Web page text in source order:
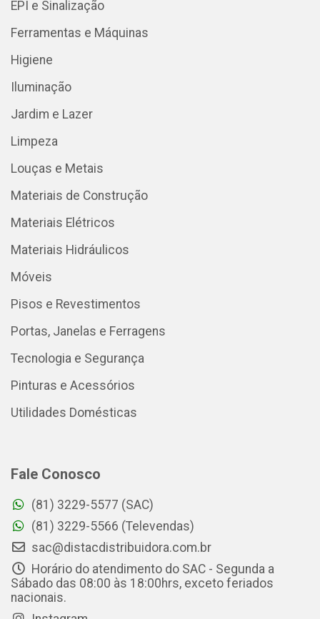
EPI e Sinalização
Ferramentas e Máquinas
Higiene
Iluminação
Jardim e Lazer
Limpeza
Louças e Metais
Materiais de Construção
Materiais Elétricos
Materiais Hidráulicos
Móveis
Pisos e Revestimentos
Portas, Janelas e Ferragens
Tecnologia e Segurança
Pinturas e Acessórios
Utilidades Domésticas
Fale Conosco
(81) 3229-5577 (SAC)
(81) 3229-5566 (Televendas)
sac@distacdistribuidora.com.br
Horário do atendimento do SAC - Segunda a
Sábado das 08:00 às 18:00hrs, exceto feriados
nacionais.